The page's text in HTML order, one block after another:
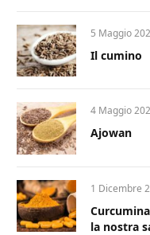
5 Maggio
Il cumino
4 Maggio
Ajowan
1 Dicembre
la nostra